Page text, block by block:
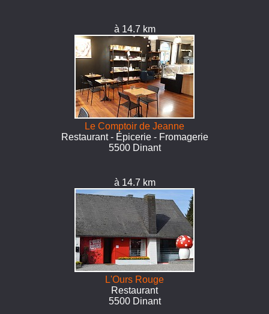
à 14.7 km
Le Comptoir de Jeanne
Restaurant - Épicerie - Fromagerie
5500 Dinant
à 14.7 km
L'Ours Rouge
Restaurant
5500 Dinant